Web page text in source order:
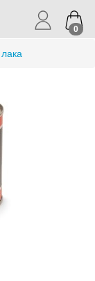
0